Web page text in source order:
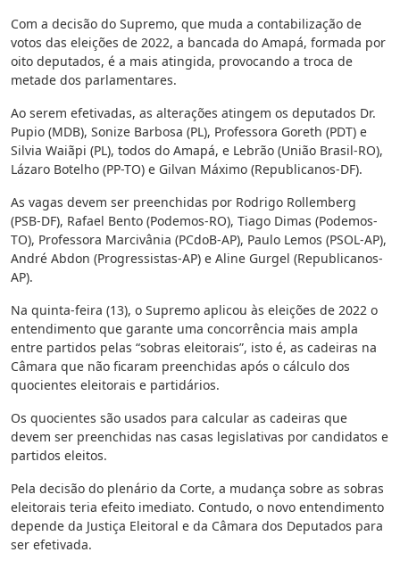
Com a decisão do Supremo, que muda a contabilização de
votos das eleições de 2022, a bancada do Amapá, formada por
oito deputados, é a mais atingida, provocando a troca de
metade dos parlamentares.
Ao serem efetivadas, as alterações atingem os deputados Dr.
Pupio (MDB), Sonize Barbosa (PL), Professora Goreth (PDT) e
Silvia Waiãpi (PL), todos do Amapá, e Lebrão (União Brasil-RO),
Lázaro Botelho (PP-TO) e Gilvan Máximo (Republicanos-DF).
As vagas devem ser preenchidas por Rodrigo Rollemberg
(PSB-DF), Rafael Bento (Podemos-RO), Tiago Dimas (Podemos-
TO), Professora Marcivânia (PCdoB-AP), Paulo Lemos (PSOL-AP),
André Abdon (Progressistas-AP) e Aline Gurgel (Republicanos-
AP).
Na quinta-feira (13), o Supremo aplicou às eleições de 2022 o
entendimento que garante uma concorrência mais ampla
entre partidos pelas “sobras eleitorais”, isto é, as cadeiras na
Câmara que não ficaram preenchidas após o cálculo dos
quocientes eleitorais e partidários.
Os quocientes são usados para calcular as cadeiras que
devem ser preenchidas nas casas legislativas por candidatos e
partidos eleitos.
Pela decisão do plenário da Corte, a mudança sobre as sobras
eleitorais teria efeito imediato. Contudo, o novo entendimento
depende da Justiça Eleitoral e da Câmara dos Deputados para
ser efetivada.